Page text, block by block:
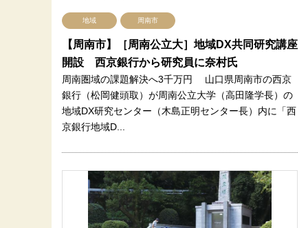
地域 周南市
【周南市】［周南公立大］地域DX共同研究講座
開設 西京銀行から研究員に奈村氏
周南圏域の課題解決へ3千万円 山口県周南市の西京
銀行（松岡健頭取）が周南公立大学（高田隆学長）の
地域DX研究センター（木島正明センター長）内に「西
京銀行地域D...